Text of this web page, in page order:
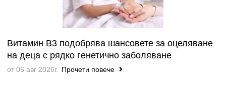
Витамин B3 подобрява шансовете за оцеляване
на деца с рядко генетично заболяване
от 06 авг 2026г. Прочети повече